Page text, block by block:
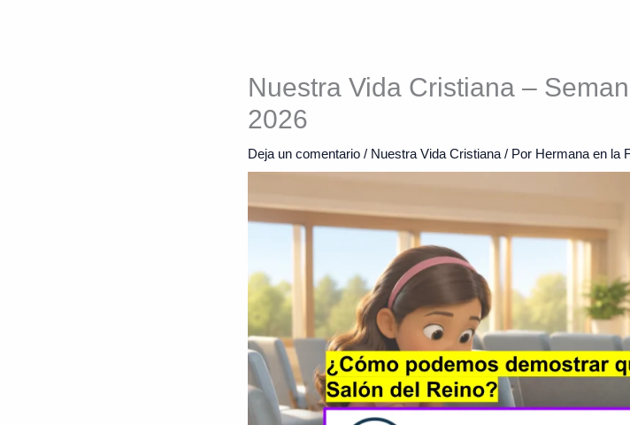
Nuestra Vida Cristiana –
2026
Deja un comentario / Nuestra Vida Cristiana / Por Hermana en la